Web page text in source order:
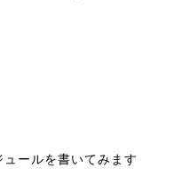
ールを書いてみます